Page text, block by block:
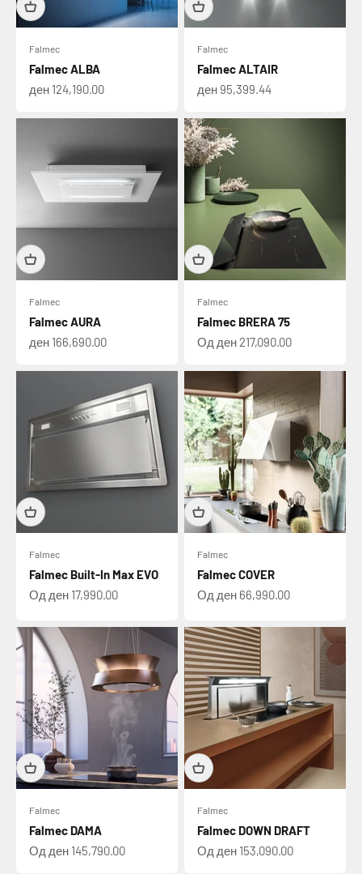
Falmec
Falmec ALBA
Намалена цена
ден 124,190.00
Falmec
Falmec ALTAIR
Намалена цена
ден 95,399.44
Falmec
Falmec AURA
Намалена цена
ден 166,690.00
Falmec
Falmec BRERA 75
Намалена цена
Од ден 217,090.00
Falmec
Falmec Built-In Max EVO
Намалена цена
Од ден 17,990.00
Falmec
Falmec COVER
Намалена цена
Од ден 66,990.00
Falmec
Falmec DAMA
Намалена цена
Од ден 145,790.00
Falmec
Falmec DOWN DRAFT
Намалена цена
Од ден 153,090.00